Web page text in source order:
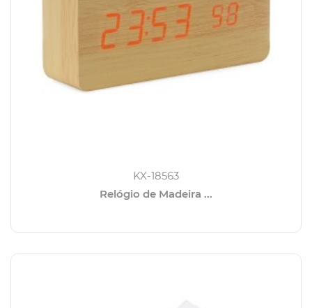
KX-18563
Relógio de Madeira ...